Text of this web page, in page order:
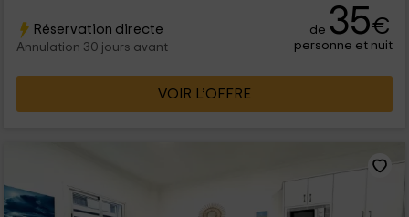
trouvent devant la plage, dans laquelle vous pourrez en
profiter.
Réservation directe
Annulation 30 jours avant
de 35€
personne et nuit
VOIR L’OFFRE